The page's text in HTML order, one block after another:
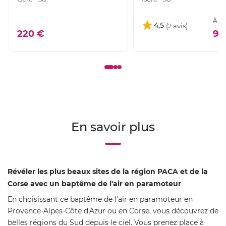
220 €
4,5
À
En savoir plus
Révéler les plus beaux sites de la région PACA et de la
Corse avec un baptême de l'air en paramoteur
En choisissant ce baptême de l'air en paramoteur en
Provence-Alpes-Côte d'Azur ou en Corse, vous découvrez de
belles régions du Sud depuis le ciel. Vous prenez place à